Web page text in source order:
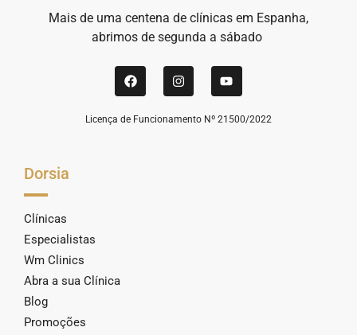
Mais de uma centena de clínicas em Espanha,
abrimos de segunda a sábado
Licença de Funcionamento Nº 21500/2022
Dorsia
Clínicas
Especialistas
Wm Clinics
Abra a sua Clínica
Blog
Promoções